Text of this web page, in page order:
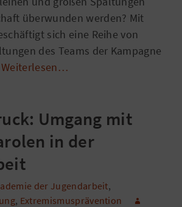
überwunden werden? Mit
sich eine Reihe von
des Teams der Kampagne
Weiterlesen…
Umgang mit
in der
der Jugendarbeit,
, Extremismusprävention